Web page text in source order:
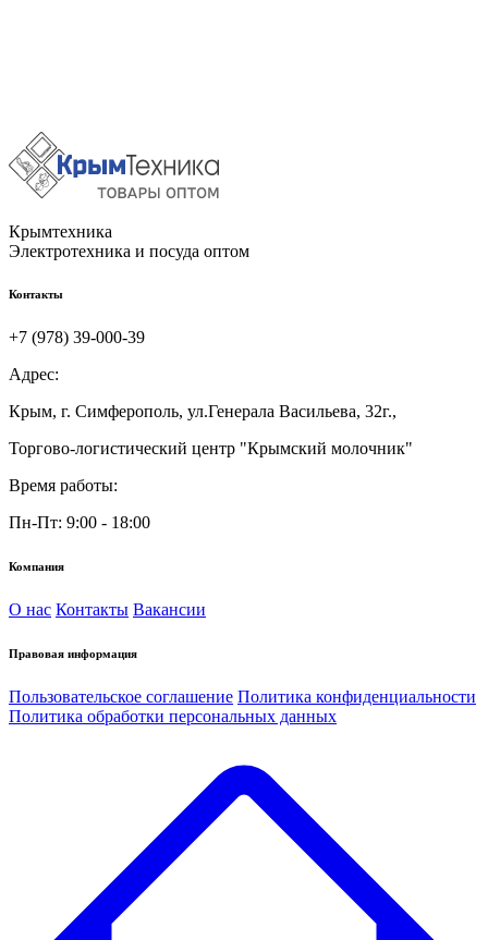
Крымтехника
Электротехника и посуда оптом
Контакты
+7 (978) 39-000-39
Адрес:
Крым, г. Симферополь, ул.Генерала Васильева, 32г.,
Торгово-логистический центр "Крымский молочник"
Время работы:
Пн-Пт: 9:00 - 18:00
Компания
О нас Контакты Вакансии
Правовая информация
Пользовательское соглашение Политика конфиденциальности
Политика обработки персональных данных